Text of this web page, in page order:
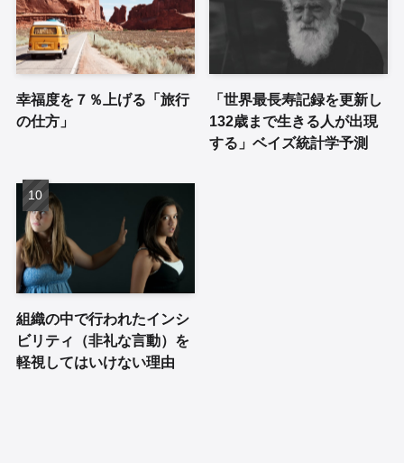
幸福度を７％上げる「旅行
の仕方」
「世界最長寿記録を更新し
132歳まで生きる人が出現
する」ベイズ統計学予測
組織の中で行われたインシ
ビリティ（非礼な言動）を
軽視してはいけない理由